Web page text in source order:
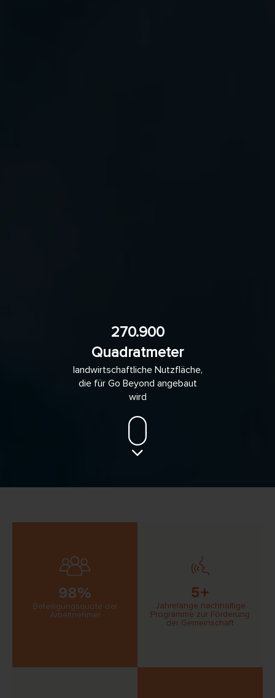
270.900
Quadratmeter
landwirtschaftliche Nutzfläche,
die für Go Beyond angebaut
wird
98%
Beteiligungsquote der
Arbeitnehmer
5+
Jahrelange nachhaltige
Programme zur Förderung
der Gemeinschaft